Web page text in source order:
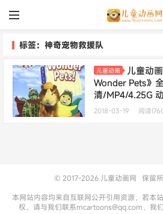
标签：神奇宠物救援队
儿童动画
儿童动
Wonder Pets》
清/MP4/4.25G
集下载
2018-03-19 阅读
© 2017-2026 儿童动画网 保留
本网站内容均来自互联网公开引用资源，若本
权，请与我们联系mcartoons@qq.com，我